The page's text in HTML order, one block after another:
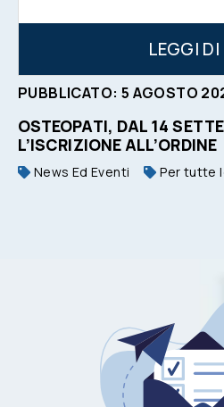
LEGGI DI
PUBBLICATO: 5 AGOSTO
OSTEOPATI, DAL 14
L’ISCRIZIONE ALL’ORDINE
News Ed Eventi Per tutte